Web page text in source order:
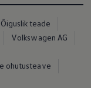
Õiguslik teade
Volkswagen AG
ohutusteave